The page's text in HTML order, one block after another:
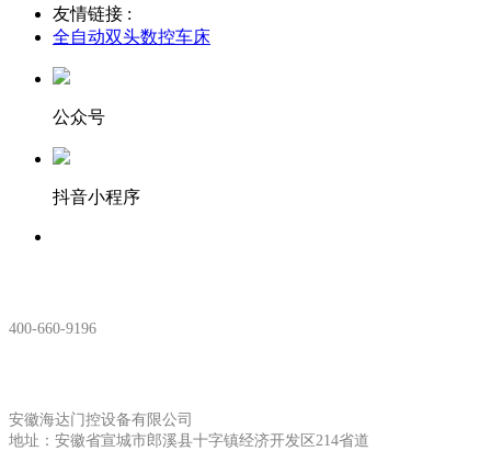
友情链接 :
全自动双头数控车床
公众号
抖音小程序
400-660-9196
安徽海达门控设备有限公司
地址：安徽省宣城市郎溪县十字镇经济开发区214省道